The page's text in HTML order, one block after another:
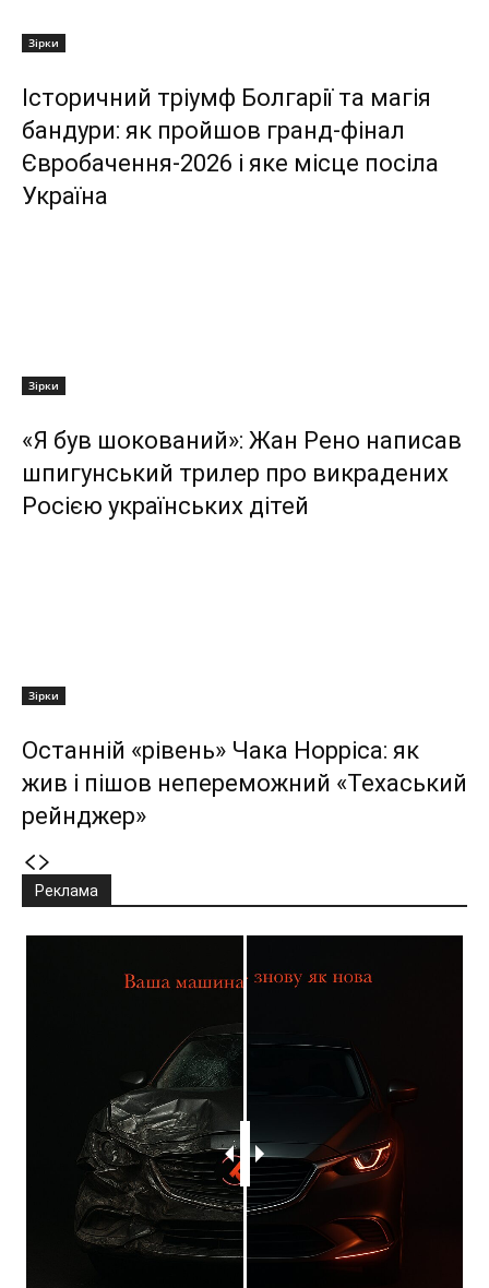
Зірки
Історичний тріумф Болгарії та магія
бандури: як пройшов гранд-фінал
Євробачення-2026 і яке місце посіла
Україна
Зірки
«Я був шокований»: Жан Рено написав
шпигунський трилер про викрадених
Росією українських дітей
Зірки
Останній «рівень» Чака Норріса: як
жив і пішов непереможний «Техаський
рейнджер»
Реклама